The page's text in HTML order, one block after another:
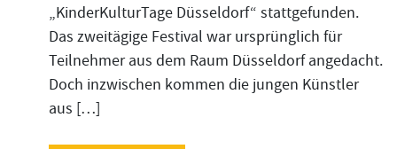
„KinderKulturTage Düsseldorf“ stattgefunden.
Das zweitägige Festival war ursprünglich für
Teilnehmer aus dem Raum Düsseldorf angedacht.
Doch inzwischen kommen die jungen Künstler
aus […]